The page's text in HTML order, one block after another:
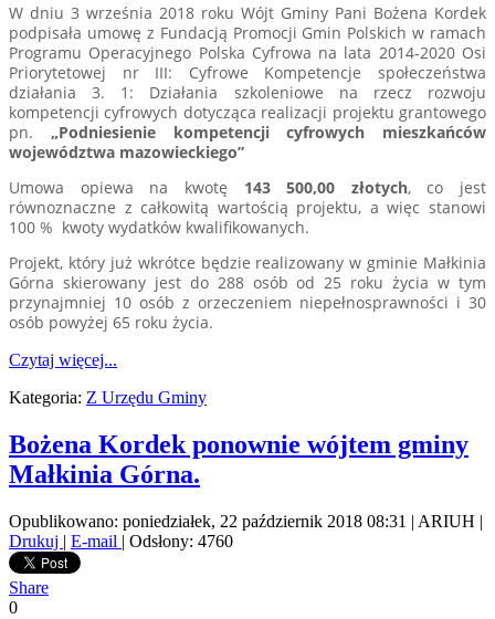
W dniu 3 września 2018 roku Wójt Gminy Pani Bożena Kordek
podpisała umowę z Fundacją Promocji Gmin Polskich w ramach
Programu Operacyjnego Polska Cyfrowa na lata 2014-2020 Osi
Priorytetowej nr III: Cyfrowe Kompetencje społeczeństwa
działania 3. 1: Działania szkoleniowe na rzecz rozwoju
kompetencji cyfrowych dotycząca realizacji projektu grantowego
pn. „Podniesienie kompetencji cyfrowych mieszkańców
województwa mazowieckiego”
Umowa opiewa na kwotę 143 500,00 złotych, co jest
równoznaczne z całkowitą wartością projektu, a więc stanowi
100 % kwoty wydatków kwalifikowanych.
Projekt, który już wkrótce będzie realizowany w gminie Małkinia
Górna skierowany jest do 288 osób od 25 roku życia w tym
przynajmniej 10 osób z orzeczeniem niepełnosprawności i 30
osób powyżej 65 roku życia.
Czytaj więcej...
Kategoria: Z Urzędu Gminy
Bożena Kordek ponownie wójtem gminy
Małkinia Górna.
Opublikowano: poniedziałek, 22 październik 2018 08:31 | ARIUH |
Drukuj | E-mail | Odsłony: 4760
Share
0